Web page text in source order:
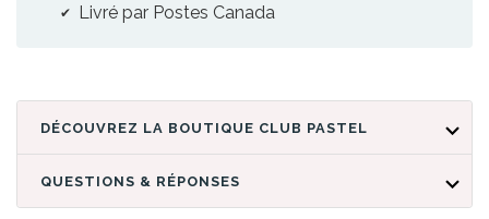
Livré par Postes Canada
DÉCOUVREZ LA BOUTIQUE CLUB PASTEL
QUESTIONS & RÉPONSES